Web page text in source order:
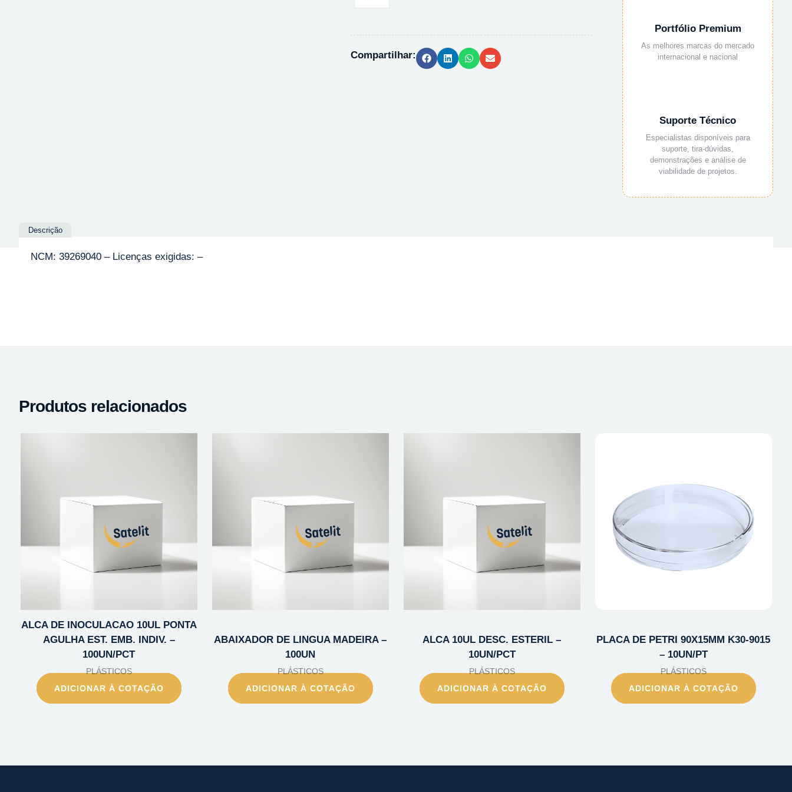
EM
-
250MM
Compartilhar:
Portfólio Premium
As melhores marcas do mercado
internacional e nacional
Suporte Técnico
Especialistas disponíveis para
suporte, tira-dúvidas,
demonstrações e análise de
viabilidade de projetos.
Descrição
NCM: 39269040 – Licenças exigidas: –
Produtos relacionados
ALCA DE INOCULACAO 10UL PONTA
AGULHA EST. EMB. INDIV. –
100UN/PCT
PLÁSTICOS
ADICIONAR À COTAÇÃO
ABAIXADOR DE LINGUA MADEIRA –
100UN
PLÁSTICOS
ADICIONAR À COTAÇÃO
ALCA 10UL DESC. ESTERIL –
10UN/PCT
PLÁSTICOS
ADICIONAR À COTAÇÃO
PLACA DE PETRI 90X15MM K30-9015
– 10UN/PT
PLÁSTICOS
ADICIONAR À COTAÇÃO